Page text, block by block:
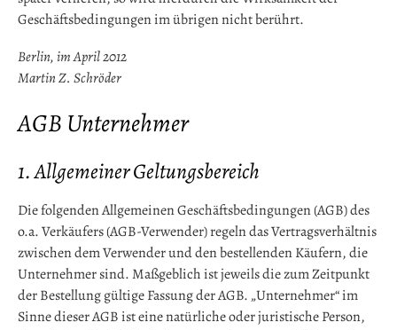
Geschäftsbedingungen im übrigen nicht berührt.
Berlin, im April 2012
Martin Z. Schröder
AGB Unternehmer
1. Allgemeiner Geltungsbereich
Die folgenden Allgemeinen Geschäftsbedingungen (AGB) des
o.a. Verkäufers (AGB-Verwender) regeln das Vertragsverhältnis
zwischen dem Verwender und den bestellenden Käufern, die
Unternehmer sind. Maßgeblich ist jeweils die zum Zeitpunkt
der Bestellung gültige Fassung der AGB. „Unternehmer“ im
Sinne dieser AGB ist eine natürliche oder juristische Person,